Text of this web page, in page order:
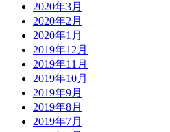
2020年3月
2020年2月
2020年1月
2019年12月
2019年11月
2019年10月
2019年9月
2019年8月
2019年7月